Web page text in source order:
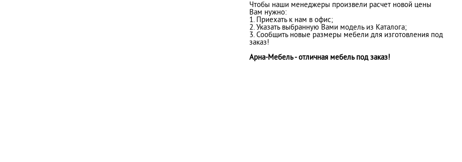
Чтобы наши менеджеры произвели расчет новой цены
Вам нужно:
1. Приехать к нам в офис;
2. Указать выбранную Вами модель из Каталога;
3. Сообщить новые размеры мебели для изготовления под
заказ!
Арна-Мебель - отличная мебель под заказ!